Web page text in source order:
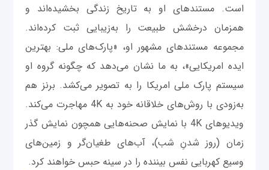
است. مستندهای او به تاریخ زندگی بخشیده‌اند و
همزمان درخشش طبیعت را به‌زیبایی ثبت کرده‌اند.
مجموعه مستندهای مشهور او، «پارک‌های ملی: بهترین
ایده امریکایی»، به ما نشان می‌دهد که چگونه گروه‌ او
سیستم پارک ملی امریکا را به تصویر می‌کشد. برنز هم
به‌زودی با روش‌های خلاقانه خود به 4K مهاجرت می‌کند.
ویدیوهای 4K با نمایش صحنه‌هایی همچون نمایش گذر
زمان (روز شدنِ شب)، آب‌های طغیان‌گر و زمین‌های
وسیع کهربایی نفس بیننده را در سینه حبس خواهند کرد.